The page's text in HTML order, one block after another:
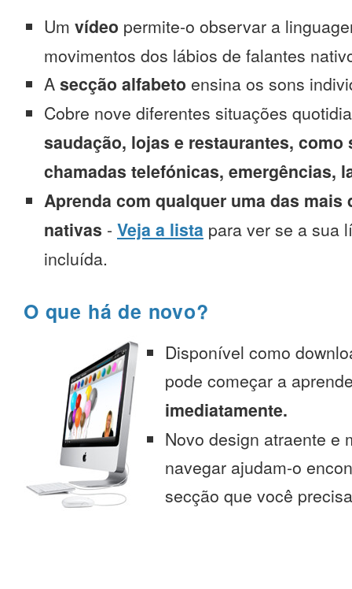
Um vídeo permite-o observar a
movimentos dos lábios de falantes
A secção alfabeto ensina os sons
Cobre nove diferentes situações
saudação, lojas e restaurantes, como
chamadas telefónicas, emergências,
Aprenda com qualquer uma das mais
nativas - Veja a lista para ver se a sua
incluída.
O que há de novo?
Disponível como
pode começar a
imediatamente.
Novo design atraente e
navegar ajudam-o
secção que você